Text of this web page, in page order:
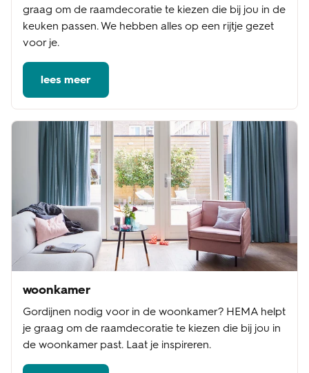
graag om de raamdecoratie te kiezen die bij jou in de
keuken passen. We hebben alles op een rijtje gezet
voor je.
lees meer
woonkamer
Gordijnen nodig voor in de woonkamer? HEMA helpt
je graag om de raamdecoratie te kiezen die bij jou in
de woonkamer past. Laat je inspireren.